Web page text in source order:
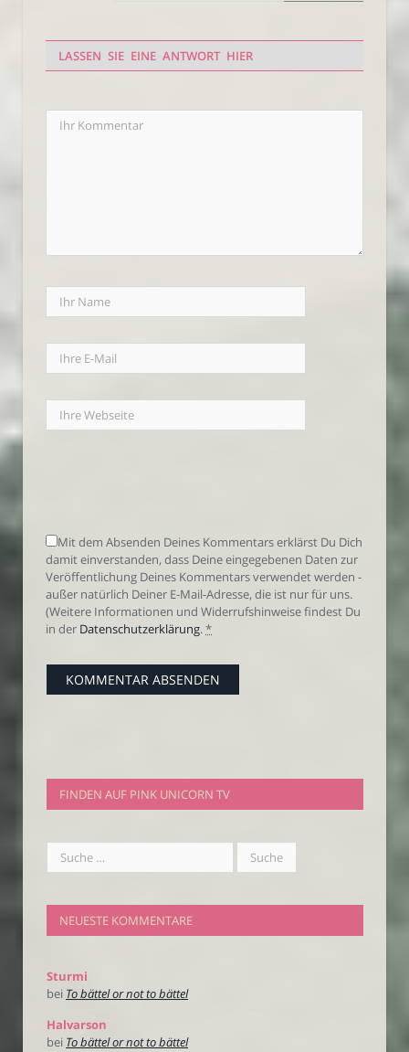
LASSEN SIE EINE ANTWORT HIER
Mit dem Absenden Deines Kommentars erklärst Du Dich
damit einverstanden, dass Deine eingegebenen Daten zur
Veröffentlichung Deines Kommentars verwendet werden -
außer natürlich Deiner E-Mail-Adresse, die ist nur für uns.
(Weitere Informationen und Widerrufshinweise findest Du
in der Datenschutzerklärung.*
FINDEN AUF PINK UNICORN TV
NEUESTE KOMMENTARE
Sturmi
bei To bättel or not to bättel
Halvarson
bei To bättel or not to bättel